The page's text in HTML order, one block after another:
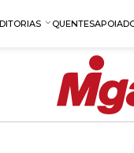
QUENTES